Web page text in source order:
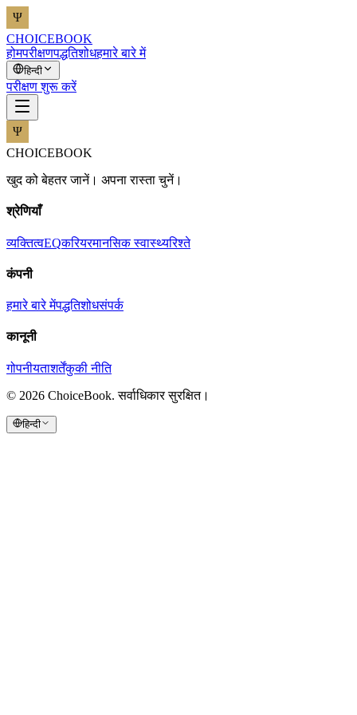
CHOICEBOOK
होमपरीक्षणपद्धतिशोधहमारे बारे में
हिन्दी
परीक्षण शुरू करें
CHOICEBOOK
खुद को बेहतर जानें। अपना रास्ता चुनें।
श्रेणियाँ
व्यक्तित्वEQकरियरमानसिक स्वास्थ्यरिश्ते
कंपनी
हमारे बारे मेंपद्धतिशोधसंपर्क
कानूनी
गोपनीयताशर्तेंकुकी नीति
© 2026 ChoiceBook.सर्वाधिकार सुरक्षित।
हिन्दी